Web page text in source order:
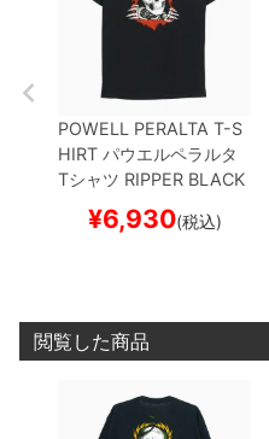
POWELL PERALTA T-S
HIRT パウエルペラルタ
Tシャツ RIPPER BLACK
スケートボード スケボー
¥6,930(税込)
閲覧した商品